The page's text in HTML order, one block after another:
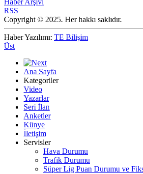
Haber Arşivi
RSS
Copyright © 2025. Her hakkı saklıdır.
Haber Yazılımı: TE Bilişim
Üst
Ana Sayfa
Kategoriler
Video
Yazarlar
Seri İlan
Anketler
Künye
İletişim
Servisler
Hava Durumu
Trafik Durumu
Süper Lig Puan Durumu ve